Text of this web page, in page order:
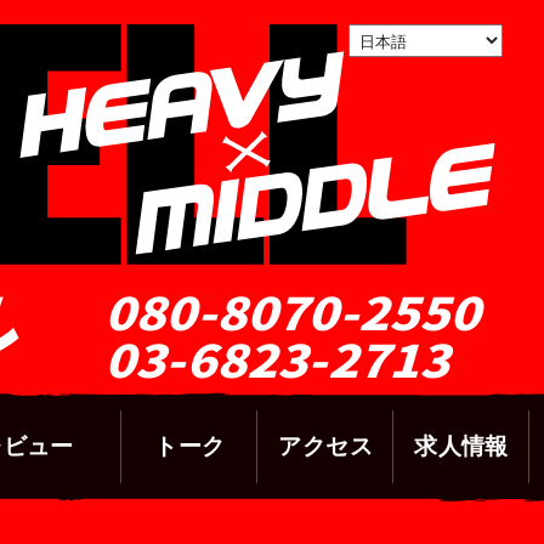
080-8070-2550
03-6823-2713
ュー トーク アクセス 求人情報